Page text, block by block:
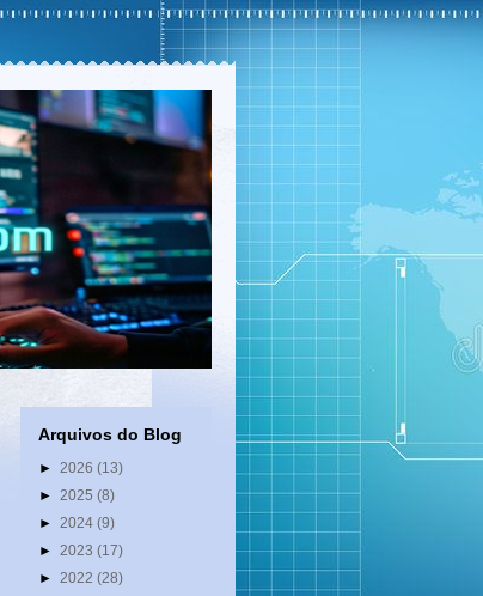
Arquivos do Blog
► 2026 (13)
► 2025 (8)
► 2024 (9)
► 2023 (17)
► 2022 (28)